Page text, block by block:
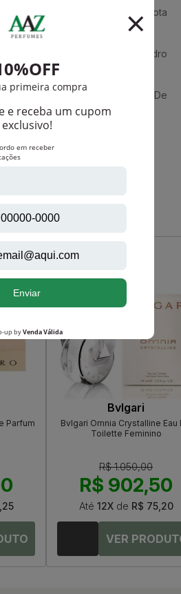
folhas vermelhas, bergamota
doce, cactus branco.
néon, souflé de baunilha e cedro
De Calvin Klein Feminino Eau De
Calvin-Klein
Parfum
-R$ 147,50
Bvlgari
Bvlgari Omnia Crystalline Eau
Toilette Feminino
R$ 1.050,00
R$ 902,50
Até 12Xde R$ 75,20